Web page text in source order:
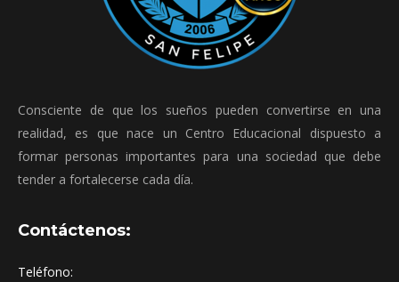
Consciente de que los sueños pueden convertirse en una
realidad, es que nace un Centro Educacional dispuesto a
formar personas importantes para una sociedad que debe
tender a fortalecerse cada día.
Contáctenos:
Teléfono: